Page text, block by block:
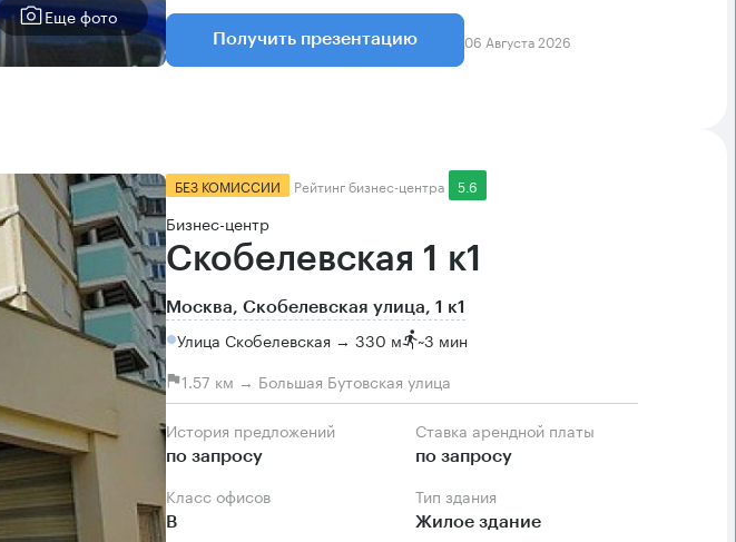
Еще фото
Получить презентацию 06 Августа 2026
БЕЗ КОМИССИИ Рейтинг бизнес-центра 5.6
Бизнес-центр
Скобелевская 1 к1
Москва, Скобелевская улица, 1 к1
Улица Скобелевская → 330 м ~3 мин
1.57 км → Большая Бутовская улица
История предложений
по запросу
Ставка арендной платы
по запросу
Класс офисов
B
Тип здания
Жилое здание